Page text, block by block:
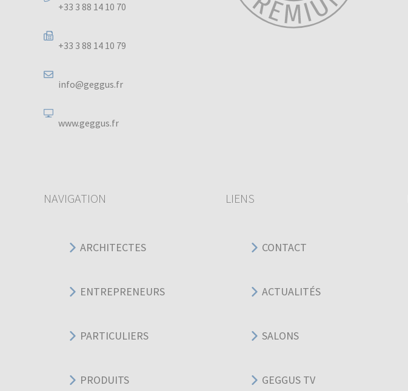
+33 3 88 14 10 70
+33 3 88 14 10 79
info@geggus.fr
www.geggus.fr
NAVIGATION
ARCHITECTES
ENTREPRENEURS
PARTICULIERS
PRODUITS
LIENS
CONTACT
ACTUALITÉS
SALONS
GEGGUS TV